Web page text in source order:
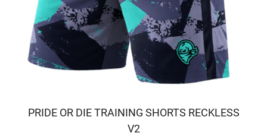
PRIDE OR DIE TRAINING SHORTS RECKLESS
V2